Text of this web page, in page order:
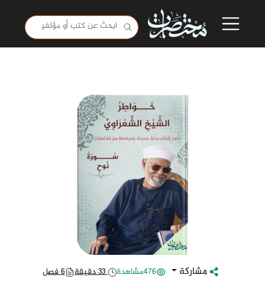
مشاركة 476مشاهدة 33 دقيقة 6 فصل